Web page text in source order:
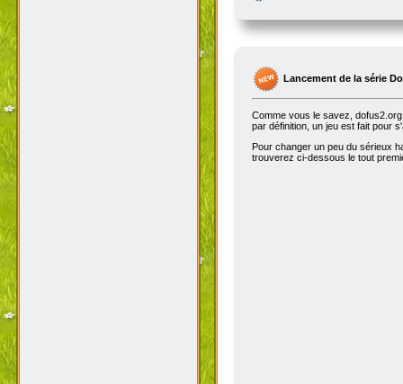
Lancement de la série
Comme vous le savez,
par définition, un jeu est fait pour
Pour changer un peu du sérieux
trouverez ci-dessous le tout